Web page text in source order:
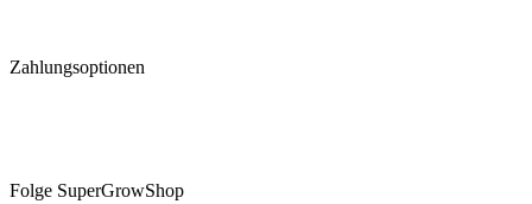
Zahlungsoptionen
Folge SuperGrowShop